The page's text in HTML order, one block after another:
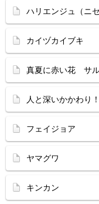
ハリエンジュ（ニ
カイヅカイブキ
真夏に赤い花 サ
人と深いかかわ
フェイジョア
ヤマグワ
キンカン